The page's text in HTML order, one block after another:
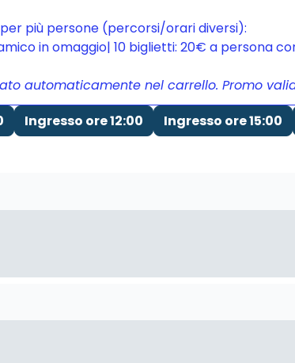
più persone (percorsi/orari diversi):
in omaggio| 10 biglietti: 20€ a persona
automaticamente nel carrello. Promo
Ingresso ore 12:00 Ingresso ore 15:00